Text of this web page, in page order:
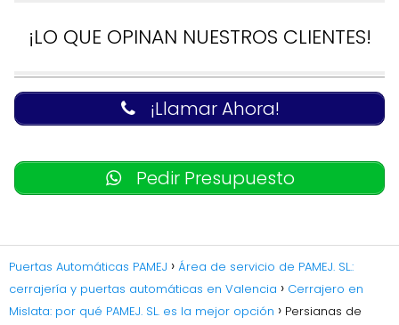
¡LO QUE OPINAN NUESTROS CLIENTES!
¡Llamar Ahora!
Pedir Presupuesto
Puertas Automáticas PAMEJ
Área de servicio de PAMEJ. SL.:
cerrajería y puertas automáticas en Valencia
Cerrajero en
Mislata: por qué PAMEJ. SL. es la mejor opción
Persianas de